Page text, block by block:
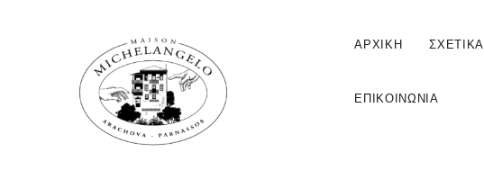
ΑΡΧΙΚΉ ΣΧΕΤΙΚΆ
ΕΠΙΚΟΙΝΩΝΊΑ